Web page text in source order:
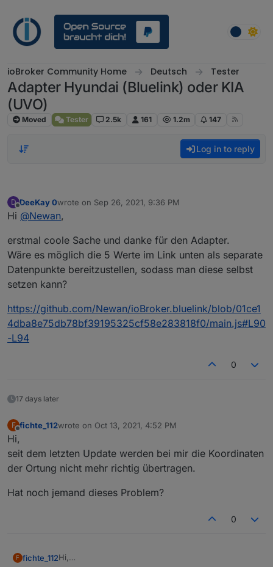
ioBroker Community Home Deutsch Tester
Adapter Hyundai (Bluelink) oder KIA
(UVO)
Moved Tester 2.5k 161 1.2m 147
Log in to reply
D
Offline
DeeKay 0wrote on Sep 26, 2021, 9:36 PM
last edited by
Hi @Newan,
erstmal coole Sache und danke für den Adapter.
Wäre es möglich die 5 Werte im Link unten als separate
Datenpunkte bereitzustellen, sodass man diese selbst
setzen kann?
https://github.com/Newan/ioBroker.bluelink/blob/01ce1
4dba8e75db78bf39195325cf58e283818f0/main.js#L90
-L94
0
17 days later
F fichte_112wrote on Oct 13, 2021, 4:52 PM
last edited by
Hi,
seit dem letzten Update werden bei mir die Koordinaten
der Ortung nicht mehr richtig übertragen.
Hat noch jemand dieses Problem?
0
F fichte_112Hi,